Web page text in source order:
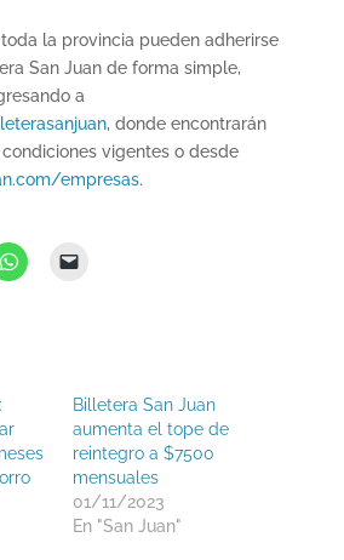
la provincia pueden adherirse
San Juan de forma simple,
a
, donde encontrarán
vigentes o desde
empresas.
Billetera San Juan
aumenta el tope de
reintegro a $7500
mensuales
01/11/2023
En "San Juan"